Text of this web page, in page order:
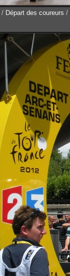
/ Départ des coureurs /